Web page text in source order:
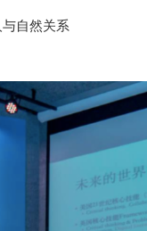
自然关系